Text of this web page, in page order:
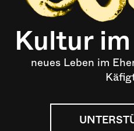
Kultur
neues Leben im